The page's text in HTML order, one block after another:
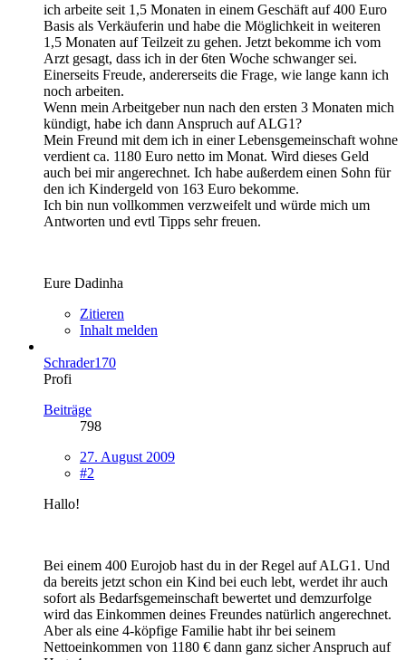
ich arbeite seit 1,5 Monaten in einem Geschäft auf 400 Euro
Basis als Verkäuferin und habe die Möglichkeit in weiteren
1,5 Monaten auf Teilzeit zu gehen. Jetzt bekomme ich vom
Arzt gesagt, dass ich in der 6ten Woche schwanger sei.
Einerseits Freude, andererseits die Frage, wie lange kann ich
noch arbeiten.
Wenn mein Arbeitgeber nun nach den ersten 3 Monaten mich
kündigt, habe ich dann Anspruch auf ALG1?
Mein Freund mit dem ich in einer Lebensgemeinschaft wohne
verdient ca. 1180 Euro netto im Monat. Wird dieses Geld
auch bei mir angerechnet. Ich habe außerdem einen Sohn für
den ich Kindergeld von 163 Euro bekomme.
Ich bin nun vollkommen verzweifelt und würde mich um
Antworten und evtl Tipps sehr freuen.
Eure Dadinha
Zitieren
Inhalt melden
Schrader170
Profi
Beiträge
798
27. August 2009
#2
Hallo!
Bei einem 400 Eurojob hast du in der Regel auf ALG1. Und
da bereits jetzt schon ein Kind bei euch lebt, werdet ihr auch
sofort als Bedarfsgemeinschaft bewertet und demzurfolge
wird das Einkommen deines Freundes natürlich angerechnet.
Aber als eine 4-köpfige Familie habt ihr bei seinem
Nettoeinkommen von 1180 € dann ganz sicher Anspruch auf